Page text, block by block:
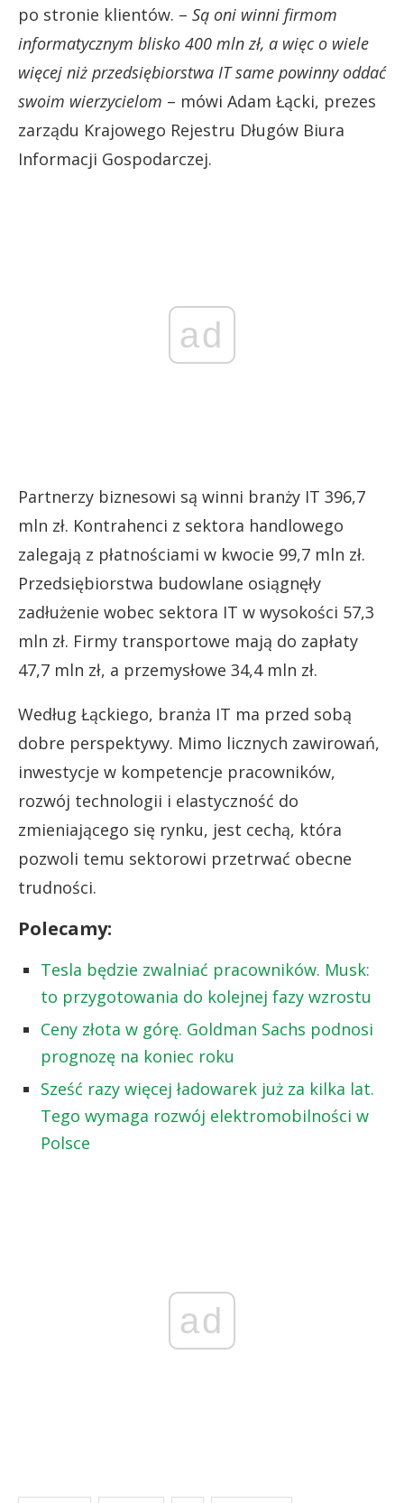
po stronie klientów. – Są oni winni firmom
informatycznym blisko 400 mln zł, a więc o wiele
więcej niż przedsiębiorstwa IT same powinny oddać
swoim wierzycielom – mówi Adam Łącki, prezes
zarządu Krajowego Rejestru Długów Biura
Informacji Gospodarczej.
ad
Partnerzy biznesowi są winni branży IT 396,7
mln zł. Kontrahenci z sektora handlowego
zalegają z płatnościami w kwocie 99,7 mln zł.
Przedsiębiorstwa budowlane osiągnęły
zadłużenie wobec sektora IT w wysokości 57,3
mln zł. Firmy transportowe mają do zapłaty
47,7 mln zł, a przemysłowe 34,4 mln zł.
Według Łąckiego, branża IT ma przed sobą
dobre perspektywy. Mimo licznych zawirowań,
inwestycje w kompetencje pracowników,
rozwój technologii i elastyczność do
zmieniającego się rynku, jest cechą, która
pozwoli temu sektorowi przetrwać obecne
trudności.
Polecamy:
Tesla będzie zwalniać pracowników. Musk:
to przygotowania do kolejnej fazy wzrostu
Ceny złota w górę. Goldman Sachs podnosi
prognozę na koniec roku
Sześć razy więcej ładowarek już za kilka lat.
Tego wymaga rozwój elektromobilności w
Polsce
ad